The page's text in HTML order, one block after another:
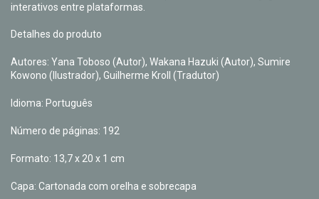
interativos entre plataformas.
Detalhes do produto
Autores: Yana Toboso (Autor), Wakana Hazuki (Autor), Sumire
Kowono (Ilustrador), Guilherme Kroll (Tradutor)
Idioma: Português
Número de páginas: 192
Formato: 13,7 x 20 x 1 cm
Capa: Cartonada com orelha e sobrecapa